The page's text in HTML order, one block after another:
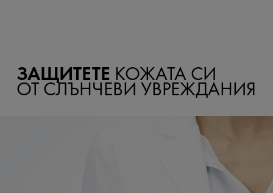
ЗАЩИТЕТЕ КОЖАТА СИ
ОТ СЛЪНЧЕВИ УВРЕЖДАНИЯ